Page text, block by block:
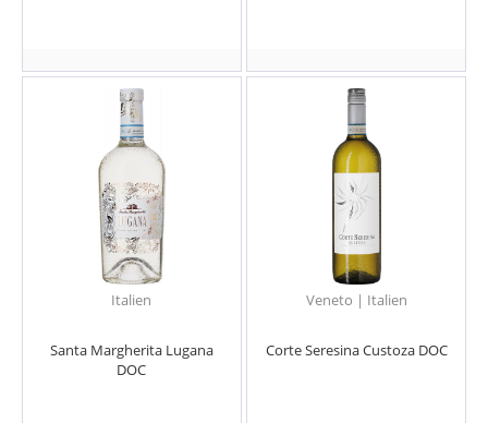
Italien
Santa Margherita Lugana
DOC
Veneto | Italien
Corte Seresina Custoza DOC